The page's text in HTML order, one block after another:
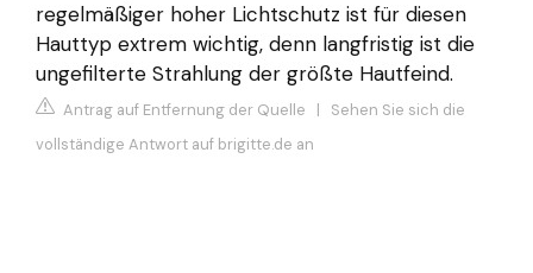
regelmäßiger hoher Lichtschutz ist für diesen
Hauttyp extrem wichtig, denn langfristig ist die
ungefilterte Strahlung der größte Hautfeind.
Antrag auf Entfernung der Quelle | Sehen Sie sich die
vollständige Antwort auf brigitte.de an